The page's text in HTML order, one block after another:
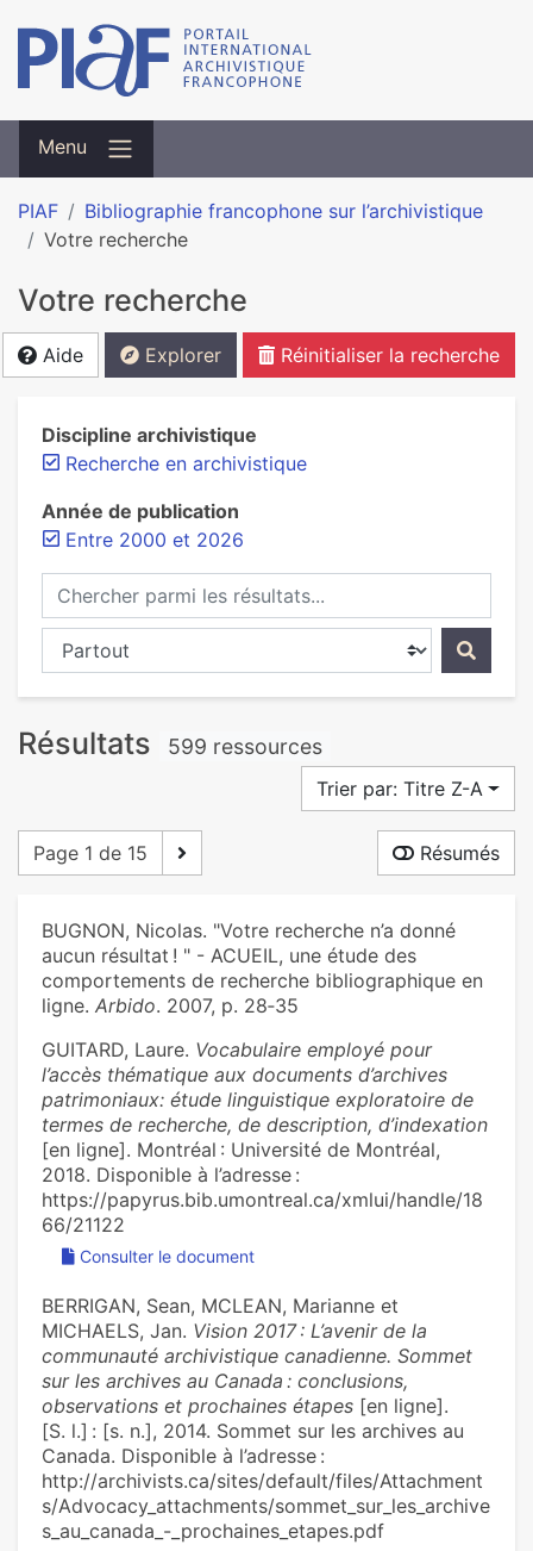
Menu
PIAF
Bibliographie francophone sur l’archivistique
Votre recherche
Votre recherche
Aide Explorer Réinitialiser la recherche
Discipline archivistique
Recherche en archivistique
Année de publication
Entre 2000 et 2026
Chercher parmi les résultats...
Chercher dans...
Résultats 599 ressources
Trier par: Titre Z-A
Page 1 de 15 Résumés
BUGNON, Nicolas. "Votre recherche n’a donné
aucun résultat ! " - ACUEIL, une étude des
comportements de recherche bibliographique en
ligne. Arbido. 2007, p. 28‑35
GUITARD, Laure. Vocabulaire employé pour
l’accès thématique aux documents d’archives
patrimoniaux: étude linguistique exploratoire de
termes de recherche, de description, d’indexation
[en ligne]. Montréal : Université de Montréal,
2018. Disponible à l’adresse :
https://papyrus.bib.umontreal.ca/xmlui/handle/18
66/21122
Consulter le document
BERRIGAN, Sean, MCLEAN, Marianne et
MICHAELS, Jan. Vision 2017 : L’avenir de la
communauté archivistique canadienne. Sommet
sur les archives au Canada : conclusions,
observations et prochaines étapes [en ligne].
[S. l.] : [s. n.], 2014. Sommet sur les archives au
Canada. Disponible à l’adresse :
http://archivists.ca/sites/default/files/Attachment
s/Advocacy_attachments/sommet_sur_les_archive
s_au_canada_-_prochaines_etapes.pdf